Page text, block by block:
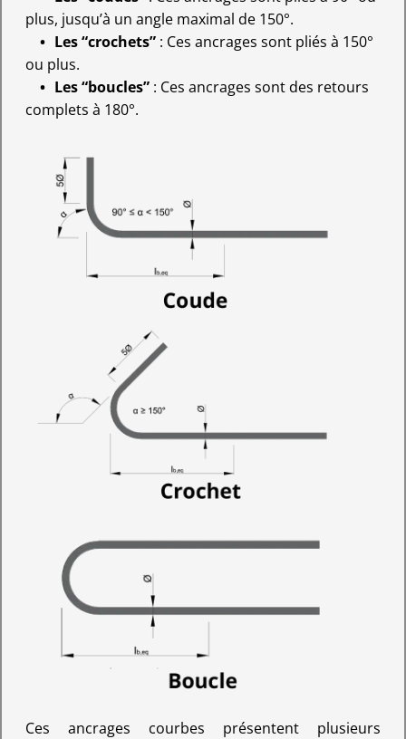
plus, jusqu’à un angle maximal de 150°.
Les “crochets”: Ces ancrages sont pliés à 150°
ou plus.
Les “boucles”: Ces ancrages sont des retours
complets à 180°.
Ces ancrages courbes présentent plusieurs